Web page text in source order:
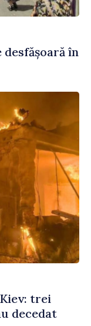
în
trei
decedat